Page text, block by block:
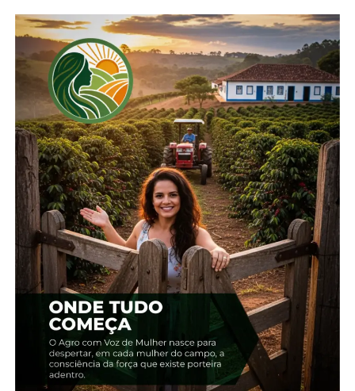
Relacionado
Paraná terá cooperativa
de mulheres para
produção de Pinhão
9 de julho, 2024
Em "Inácio Martins"
Leis garantem a
preservação do pinhão no
Paraná
4 de abril, 2025
Em "Paraná"
Agenda de maio tem
Expoingá e festas do
pinhão e cachaça
6 de maio, 2024
Em "Paraná"
TÓPICOS RELACIONADOS:
CAPITAL DO PINHÃO
INÁCIO MARTINS
LEI PARANÁ PINHÃO
UP NEXT
Frente fria: Palmas, Inácio Martins e
Guarapuava tiveram as menores
temperaturas do dia